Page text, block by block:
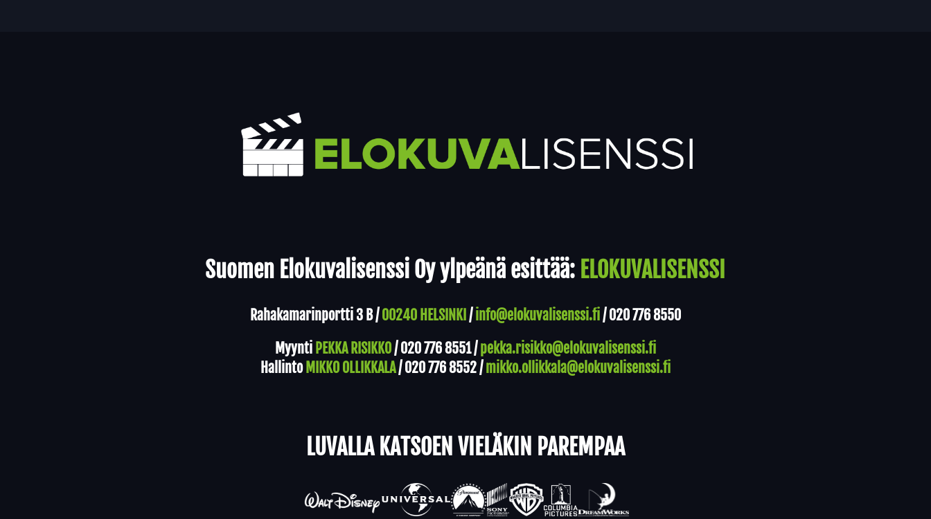
Suomen Elokuvalisenssi Oy ylpeänä esittää: ELOKUVALISENSSI
Rahakamarinportti 3 B /00240 HELSINKI /info@elokuvalisenssi.fi/020 776 8550
Myynti PEKKA RISIKKO/020 776 8551/pekka.risikko@elokuvalisenssi.fi
Hallinto MIKKO OLLIKKALA/020 776 8552/mikko.ollikkala@elokuvalisenssi.fi
LUVALLA KATSOEN VIELÄKIN PAREMPAA